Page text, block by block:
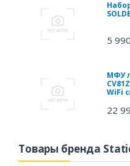
5
МФУ
WiFi
22
Товары бренда